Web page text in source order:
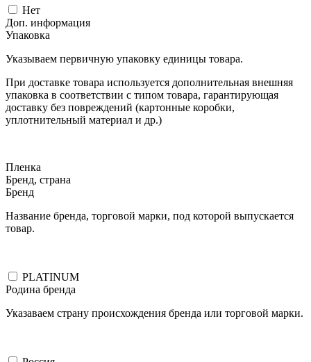
Нет
Доп. информация
Упаковка
Указываем первичную упаковку единицы товара.
При доставке товара используется дополнительная внешняя
упаковка в соответствии с типом товара, гарантирующая
доставку без повреждений (картонные коробки,
уплотнительный материал и др.)
Пленка
Бренд, страна
Бренд
Название бренда, торговой марки, под которой выпускается
товар.
PLATINUM
Родина бренда
Указаваем страну происхождения бренда или торговой марки.